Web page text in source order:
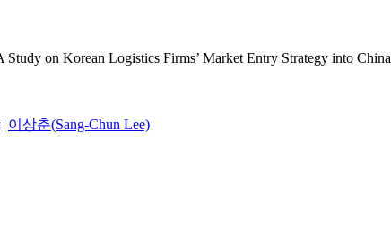
on Korean Logistics Firms’ Market Entry Strategy into China
이상춘(Sang-Chun Lee)